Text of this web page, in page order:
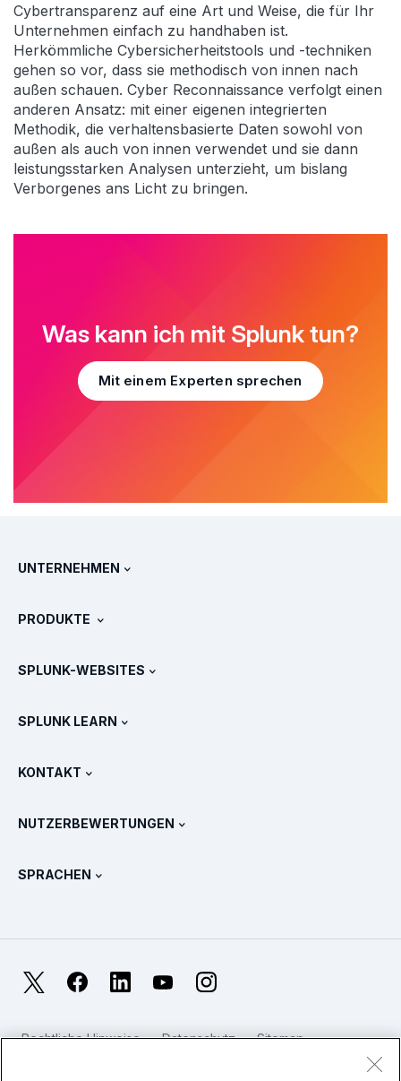
Cybertransparenz auf eine Art und Weise, die für Ihr
Unternehmen einfach zu handhaben ist.
Herkömmliche Cybersicherheitstools und -techniken
gehen so vor, dass sie methodisch von innen nach
außen schauen. Cyber Reconnaissance verfolgt einen
anderen Ansatz: mit einer eigenen integrierten
Methodik, die verhaltensbasierte Daten sowohl von
außen als auch von innen verwendet und sie dann
leistungsstarken Analysen unterzieht, um bislang
Verborgenes ans Licht zu bringen.
Was kann ich mit Splunk tun?
Mit einem Experten sprechen
UNTERNEHMEN
Splunk im Vergleich
Newsroom
Splunk Protects
SURGe
PRODUKTE
Preise
Alle Produkte anzeigen
SPLUNK-WEBSITES
Schulung & Zertifizierung
Splunk Store
SPLUNK LEARN
OpenTelemetry: Eine Einführung
Metriken für das SOC
Zuverlässigkeitsmetriken
KONTAKT
NUTZERBEWERTUNGEN
SPRACHEN
Français
日本語 FacebookLinkedIn YouTubeInstagram
Rechtliche Hinweise Datenschutz
Sitemap